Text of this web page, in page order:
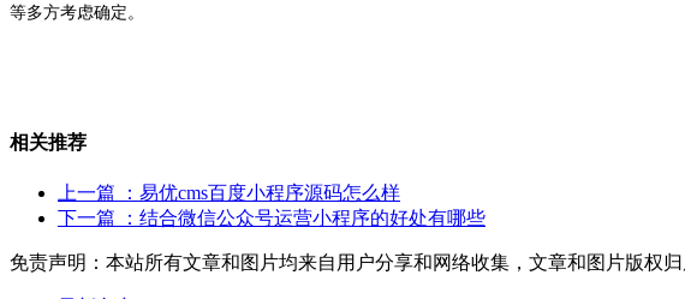
等多方考虑确定。
相关推荐
上一篇
：易优cms百度小程序源码怎么样
下一篇
：结合微信公众号运营小程序的好处有哪些
免责声明：本站所有文章和图片均来自用户分享和网络收集，文章和图片版权